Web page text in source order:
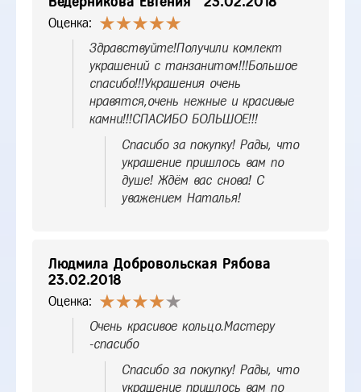
Оценка:
Здравствуйте!Получили комлект
украшений с танзанитом!!!Большое
спасибо!!!Украшения очень
нравятся,очень нежные и красивые
камни!!!СПАСИБО БОЛЬШОЕ!!!
Спасибо за покупку! Рады, что
украшение пришлось вам по
душе! Ждём вас снова! С
уважением Наталья!
Людмила Добровольская Рябова
23.02.2018
Оценка:
Очень красивое кольцо.Мастеру
-спасибо
Спасибо за покупку! Рады, что
украшение пришлось вам по